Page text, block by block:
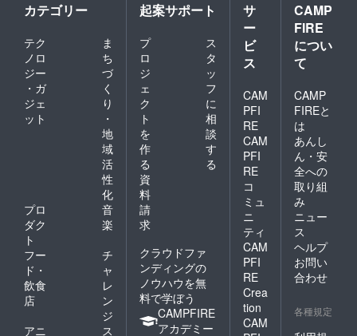
カテゴリー
テク
ノロ
ジー
・ガ
ジェ
ット
ま
ち
づ
く
り
・
地
域
活
性
化
プロ
ダク
ト
音
楽
フー
ド・
飲食
店
チ
ャ
レ
ン
ジ
アニ
ス
起案サポート
プ
ロ
ジ
ェ
ク
ト
を
作
る
ス
タ
ッ
フ
に
相
談
す
る
資
料
請
求
クラウドファ
ンディングの
ノウハウを無
料で学ぼう
CAMPFIRE
アカデミー
サ
ー
ビ
ス
CAM
PFI
RE
CAM
PFI
RE
コ
ミュ
ニ
ティ
CAM
PFI
RE
Crea
tion
CAM
CAMP
FIRE
につい
て
CAMP
FIREと
は
あんし
ん・安
全への
取り組
み
ニュー
ス
ヘルプ
お問い
合わせ
各種規定